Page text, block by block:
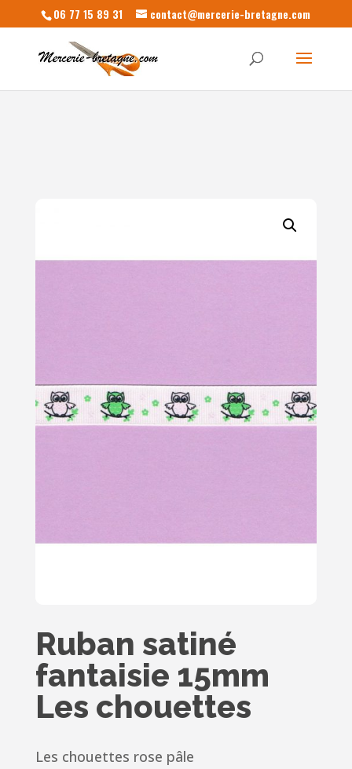
06 77 15 89 31 contact@mercerie-bretagne.com
Ruban satiné
fantaisie 15mm
Les chouettes
Les chouettes rose pâle